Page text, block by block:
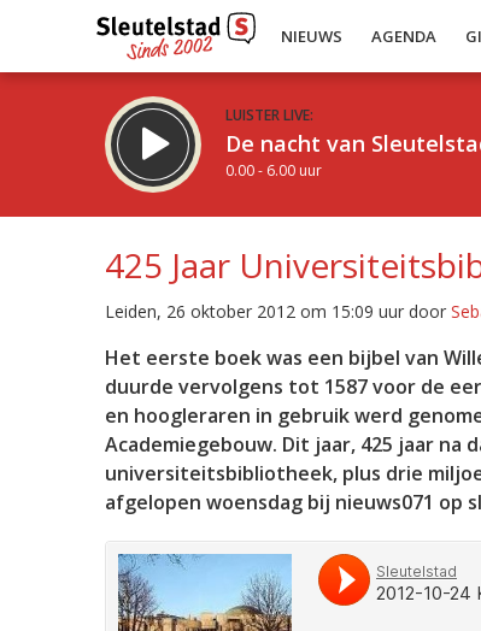
NIEUWS AGENDA
LUISTER LIVE:
De nacht van
0.00 - 6.00 uur
425 Jaar
Leiden, 26 oktober 2012 om 15:09 uur door
Het eerste boek was een bijbel van
duurde vervolgens tot 1587 voor de
en hoogleraren in gebruik werd
Academiegebouw. Dit jaar, 425 jaar
universiteitsbibliotheek, plus drie
afgelopen woensdag bij nieuws071 op